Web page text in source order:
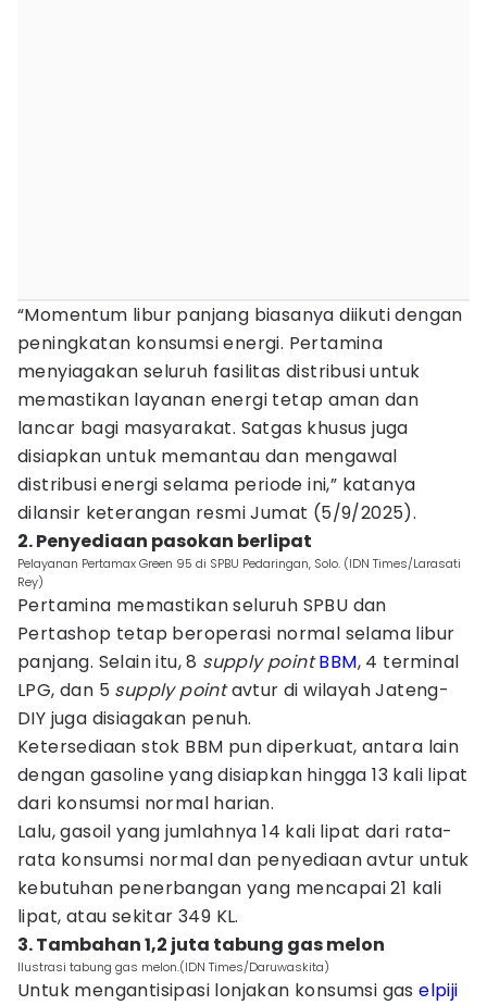
“Momentum libur panjang biasanya diikuti dengan
peningkatan konsumsi energi. Pertamina
menyiagakan seluruh fasilitas distribusi untuk
memastikan layanan energi tetap aman dan
lancar bagi masyarakat. Satgas khusus juga
disiapkan untuk memantau dan mengawal
distribusi energi selama periode ini,” katanya
dilansir keterangan resmi Jumat (5/9/2025).
2. Penyediaan pasokan berlipat
Pelayanan Pertamax Green 95 di SPBU Pedaringan, Solo. (IDN Times/Larasati
Rey)
Pertamina memastikan seluruh SPBU dan
Pertashop tetap beroperasi normal selama libur
panjang. Selain itu, 8 supply point BBM, 4 terminal
LPG, dan 5 supply pointavtur di wilayah Jateng-
DIY juga disiagakan penuh.
Ketersediaan stok BBM pun diperkuat, antara lain
dengan gasoline yang disiapkan hingga 13 kali lipat
dari konsumsi normal harian.
Lalu, gasoil yang jumlahnya 14 kali lipat dari rata-
rata konsumsi normal dan penyediaan avtur untuk
kebutuhan penerbangan yang mencapai 21 kali
lipat, atau sekitar 349 KL.
3. Tambahan 1,2 juta tabung gas melon
Ilustrasi tabung gas melon.(IDN Times/Daruwaskita)
Untuk mengantisipasi lonjakan konsumsi gaselpiji